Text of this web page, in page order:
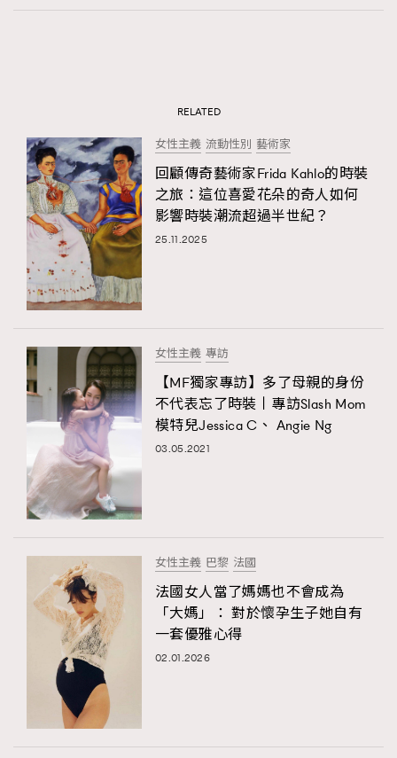
RELATED
女性主義 流動性別 藝術家
回顧傳奇藝術家Frida Kahlo的時裝
之旅：這位喜愛花朵的奇人如何
影響時裝潮流超過半世紀？
25.11.2025
女性主義 專訪
【MF獨家專訪】多了母親的身份
不代表忘了時裝丨專訪Slash Mom
模特兒Jessica C、 Angie Ng
03.05.2021
女性主義 巴黎 法國
法國女人當了媽媽也不會成為
「大媽」： 對於懷孕生子她自有
一套優雅心得
02.01.2026